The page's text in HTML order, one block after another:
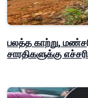
பலத்த காற்று,
சாரதிகளுக்கு